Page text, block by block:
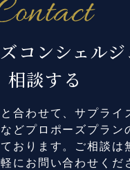
コンシェルジ
相談する
合わせて、サプライ
どプロポーズプラン
おります。 ご相談は
にお問い合わせくだ